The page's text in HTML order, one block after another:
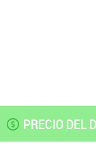
PRECIO DEL